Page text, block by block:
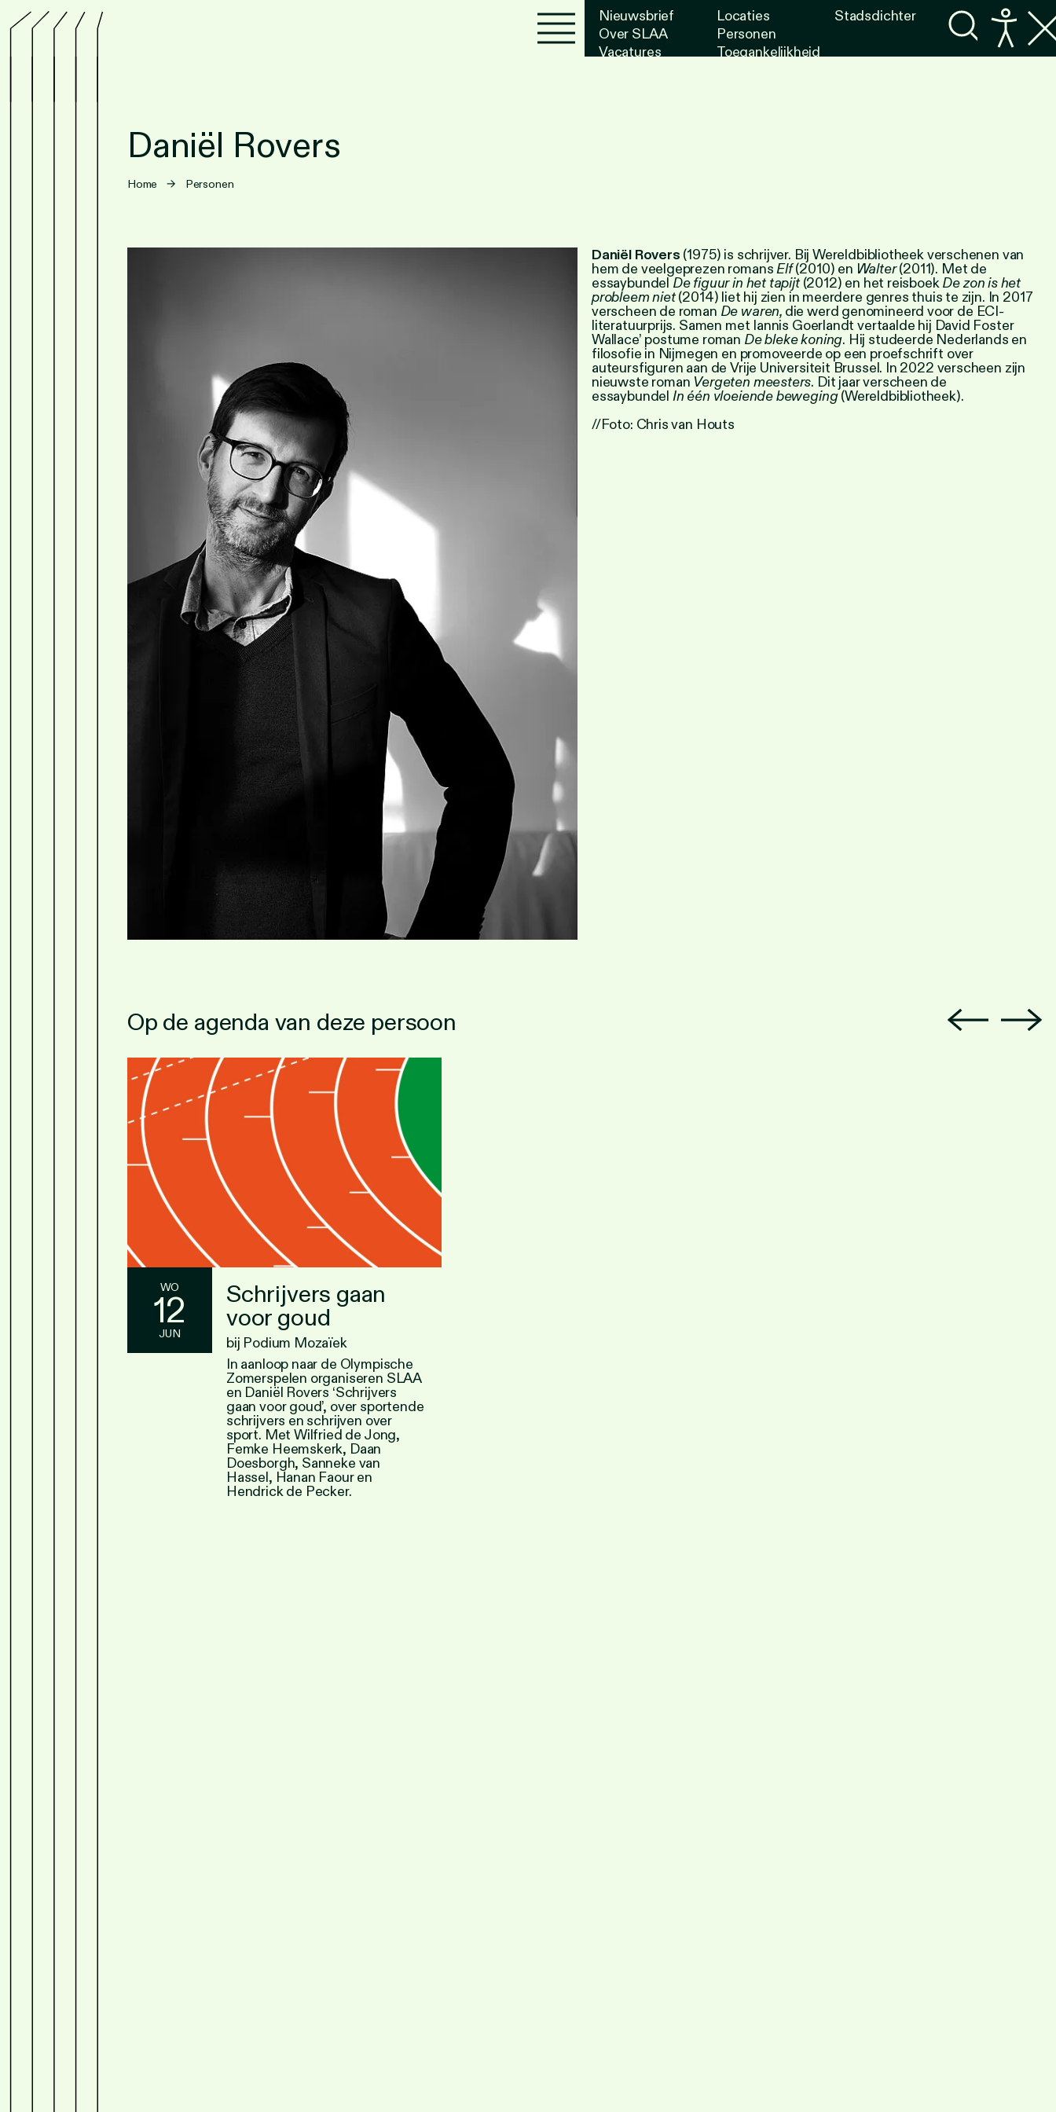
Daniël Rovers
Home → Personen
Daniël Rovers (1975) is schrijver. Bij Wereldbibliotheek verschenen van
hem de veelgeprezen romansElf(2010) en Walter(2011). Met de
essaybundel De figuur in het tapijt(2012) en het reisboekDe zon is het
probleem niet(2014) liet hij zien in meerdere genres thuis te zijn. In 2017
verscheen de roman De waren, die werd genomineerd voor de ECI-
literatuurprijs. Samen met Iannis Goerlandt vertaalde hij David Foster
Wallace’ postume roman De bleke koning. Hij studeerde Nederlands en
filosofie in Nijmegen en promoveerde op een proefschrift over
auteursfiguren aan de Vrije Universiteit Brussel. In 2022 verscheen zijn
nieuwste roman Vergeten meesters. Dit jaar verscheen de
essaybundel In één vloeiende beweging(Wereldbibliotheek).
//Foto: Chris van Houts
Op de agenda van deze persoon
WO
12
JUN
Schrijvers gaan
voor goud
bij Podium Mozaïek
In aanloop naar de Olympische
Zomerspelen organiseren SLAA
en Daniël Rovers ‘Schrijvers
gaan voor goud’, over sportende
schrijvers en schrijven over
sport. Met Wilfried de Jong,
Femke Heemskerk, Daan
Doesborgh, Sanneke van
Hassel, Hanan Faour en
Hendrick de Pecker.
Nieuwsbrief
Over SLAA
Vacatures
Locaties
Personen
Toegankelijkheid
Stadsdichter